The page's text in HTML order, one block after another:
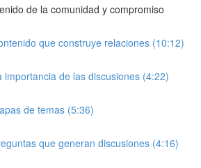
de la comunidad y compromiso
que construye relaciones (10:12)
importancia de las discusiones (4:22)
de temas (5:36)
que generan discusiones (4:16)